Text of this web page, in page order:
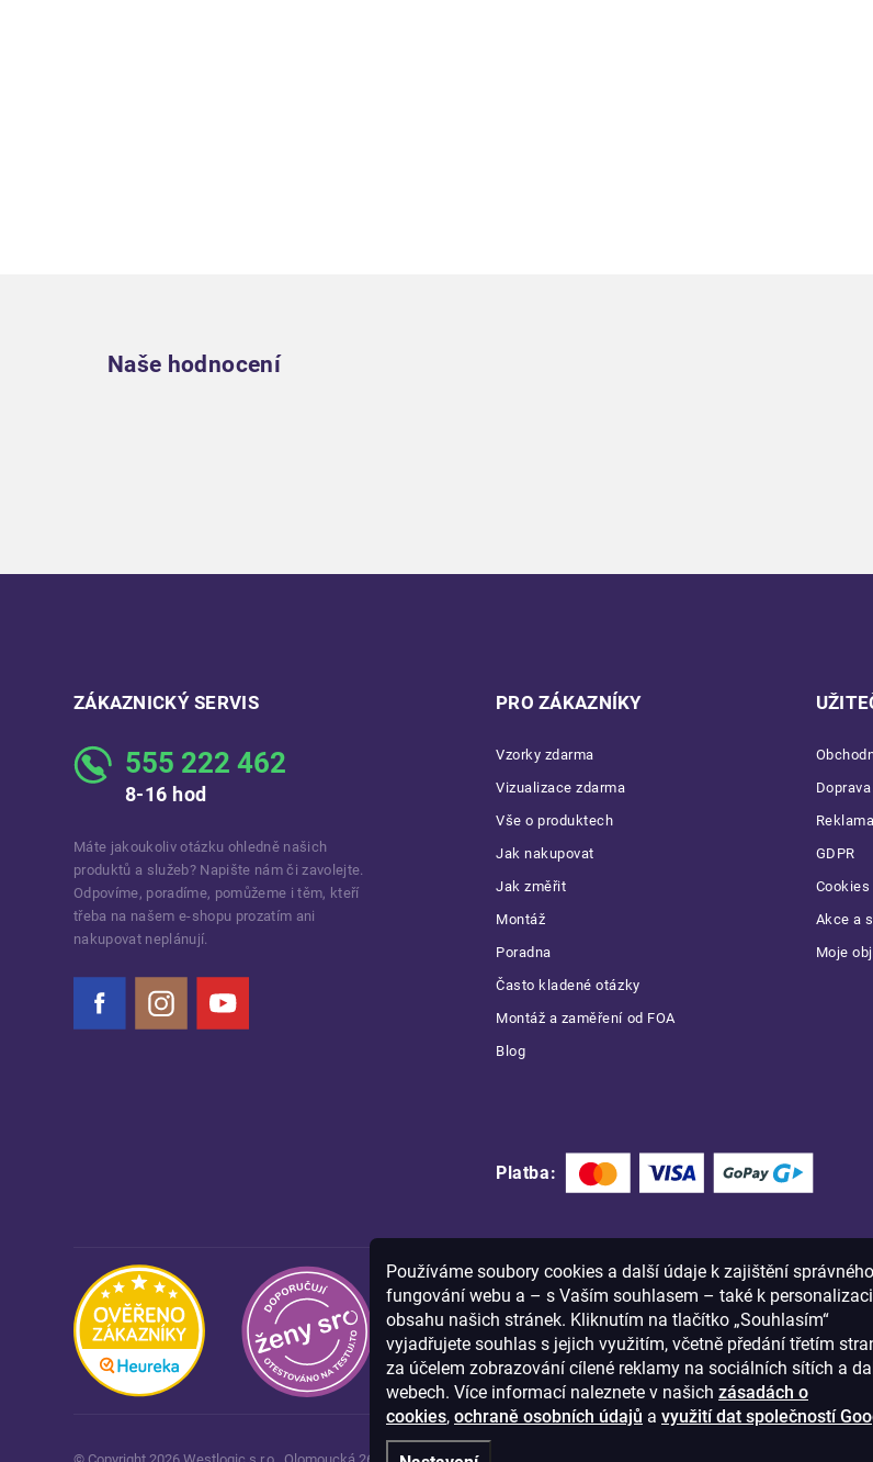
Používáme soubory cookies a další údaje k zajištění správného
fungování webu a – s Vaším souhlasem – také k personalizaci
obsahu našich stránek. Kliknutím na tlačítko „Souhlasím“
vyjadřujete souhlas s jejich využitím, včetně předání třetím
za účelem zobrazování cílené reklamy na sociálních sítích a
webech. Více informací naleznete v našich zásadách o
cookies, ochraně osobních údajů a využití dat společností
Naše hodnocení
ZÁKAZNICKÝ SERVIS
555 222 462
8-16 hod
Máte jakoukoliv otázku ohledně našich
produktů a služeb? Napište nám či zavolejte.
Odpovíme, poradíme, pomůžeme i těm, kteří
třeba na našem e-shopu prozatím ani
nakupovat neplánují.
Instagram
PRO ZÁKAZNÍKY
Vzorky zdarma
Vizualizace zdarma
Vše o produktech
Jak nakupovat
Jak změřit
Montáž
Poradna
Často kladené otázky
Montáž a zaměření od FOA
Blog
GDPR
Cookies
Akce a
Moje
Platba:
© Copyright 2026 Westlogic s.r.o., Olomoucká 267/29, Opava, 746 01